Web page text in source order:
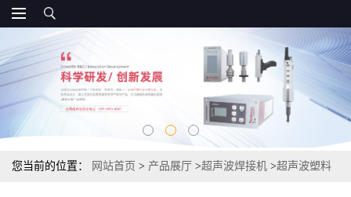
您当前的位置： 网站首页 > 产品展厅 >超声波焊接机 >超声波塑料